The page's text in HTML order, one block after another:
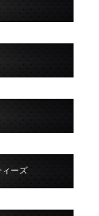
ィーズ